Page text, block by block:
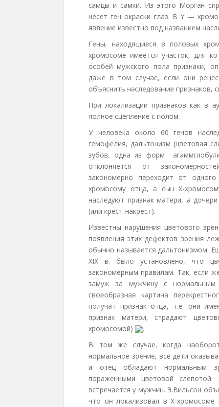
самцы и самки. Из этого Морган
несет ген окраски глаз. В Y —
явле­ние известно под названием
Гены, находящиеся в половых
хромосоме имеется участок, для
особей мужского пола признаки,
даже в том случае, если они
объяснить наследование признаков,
При локализации признаков как в
полное сцепление с полом.
У человека около 60 генов
гемофелия, дальтонизм (цветовая
зубов, одна из форм
отклоняется от
закономерно переходит от
хромосому отца, а сын Х-
наследуют признак матери, а
(или крест-накрест).
Известны нарушения цветового
появления этих дефектов зрения
обычно называется дальтонизмом.
XIX в. было установлено, что
закономерным правилам. Так, если
замуж за мужчину с
своеобразная картина
получат признак отца, т.е. они
признак матери, страдают
хромосомой)
.
В том же случае, когда
нормальное зрение, все дети
и отец обладают нормальным
пораженными цветовой
встречается у мужчин. Э.Вильсон
что он локализовал в Х-хромосоме